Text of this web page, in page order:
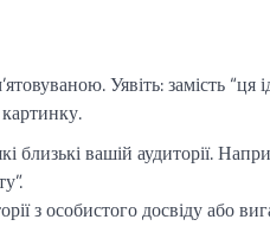
Уявіть: замість
близькі вашій аудиторії.
з особистого досвіду або